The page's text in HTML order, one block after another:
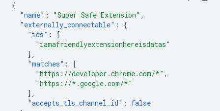
{
"name" : "Super Safe Extension" ,
"externally_connectable" :
{
"ids" :
[
"iamafriendlyextensionhereisdatas"
],
"matches" :
[
"https://developer.chrome.com/*" ,
"https://*.google.com/*"
],
"accepts_tls_channel_id" :
false